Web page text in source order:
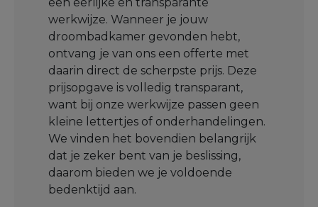
werkwijze. Wanneer je jouw
droombadkamer gevonden hebt,
ontvang je van ons een offerte met
daarin direct de scherpste prijs. Deze
prijsopgave is volledig transparant,
want bij onze werkwijze passen geen
kleine lettertjes of onderhandelingen.
We vinden het bovendien belangrijk
dat je zeker bent van je beslissing,
daarom bieden we je voldoende
bedenktijd aan.